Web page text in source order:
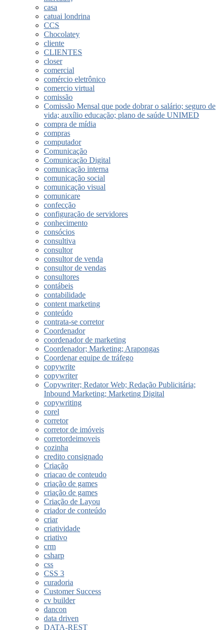
casa
catuai londrina
CCS
Chocolatey
cliente
CLIENTES
closer
comercial
comércio eletrônico
comercio virtual
comissão
Comissão Mensal que pode dobrar o salário; seguro de
vida; auxílio educação; plano de saúde UNIMED
compra de mídia
compras
computador
Comunicação
Comunicação Digital
comunicação interna
comunicação social
comunicação visual
comunicare
confecção
configuração de servidores
conhecimento
consócios
consultiva
consultor
consultor de venda
consultor de vendas
consultores
contábeis
contabilidade
content marketing
conteúdo
contrata-se corretor
Coordenador
coordenador de marketing
Coordenador; Marketing; Arapongas
Coordenar equipe de tráfego
copywrite
copywriter
Copywriter; Redator Web; Redação Publicitária;
Inbound Marketing; Marketing Digital
copywriting
corel
corretor
corretor de imóveis
corretordeimoveis
cozinha
credito consignado
Criação
criacao de conteudo
criação de games
criação de games
Criação de Layou
criador de conteúdo
criar
criatividade
criativo
crm
csharp
css
CSS 3
curadoria
Customer Success
cv builder
dancon
data driven
DATA-REST